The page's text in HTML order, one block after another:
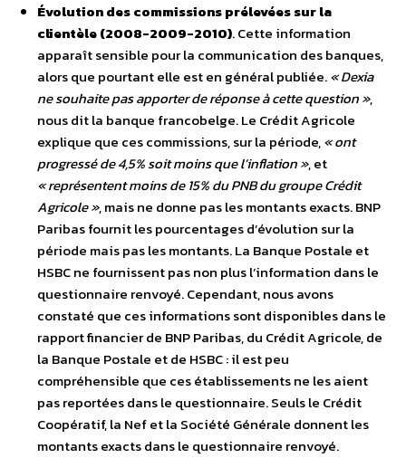
Évolution des commissions prélevées sur la
clientèle (2008-2009-2010). Cette information
apparaît sensible pour la communication des banques,
alors que pourtant elle est en général publiée.« Dexia
ne souhaite pas apporter de réponse à cette question »,
nous dit la banque francobelge. Le Crédit Agricole
explique que ces commissions, sur la période,« ont
progressé de 4,5% soit moins que l’inflation », et
« représentent moins de 15% du PNB du groupe Crédit
Agricole », mais ne donne pas les montants exacts. BNP
Paribas fournit les pourcentages d’évolution sur la
période mais pas les montants. La Banque Postale et
HSBC ne fournissent pas non plus l’information dans le
questionnaire renvoyé. Cependant, nous avons
constaté que ces informations sont disponibles dans le
rapport financier de BNP Paribas, du Crédit Agricole, de
la Banque Postale et de HSBC : il est peu
compréhensible que ces établissements ne les aient
pas reportées dans le questionnaire. Seuls le Crédit
Coopératif, la Nef et la Société Générale donnent les
montants exacts dans le questionnaire renvoyé.